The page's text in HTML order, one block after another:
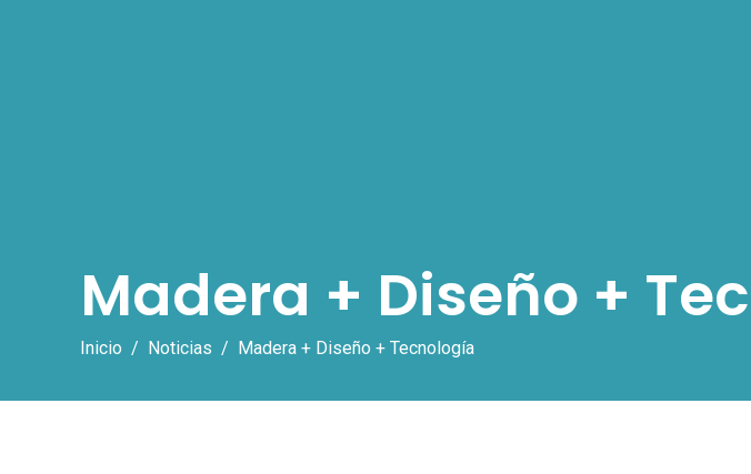
Madera + Diseño +
Inicio Noticias Madera + Diseño + Tecnología